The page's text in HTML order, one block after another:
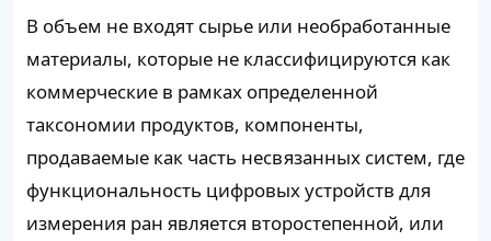
В объем не входят сырье или необработанные
материалы, которые не классифицируются как
коммерческие в рамках определенной
таксономии продуктов, компоненты,
продаваемые как часть несвязанных систем, где
функциональность цифровых устройств для
измерения ран является второстепенной, или